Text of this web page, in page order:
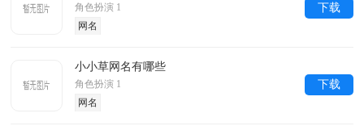
角色扮演 1
网名
下载
小小草网名有哪些
角色扮演 1
网名
下载